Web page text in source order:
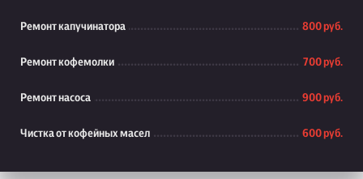
Ремонт капучинатора 800 руб.
Ремонт кофемолки 700 руб.
Ремонт насоса 900 руб.
Чистка от кофейных масел 600 руб.